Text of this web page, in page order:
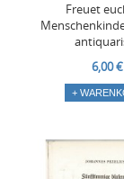
Freuet
6,00 €
+